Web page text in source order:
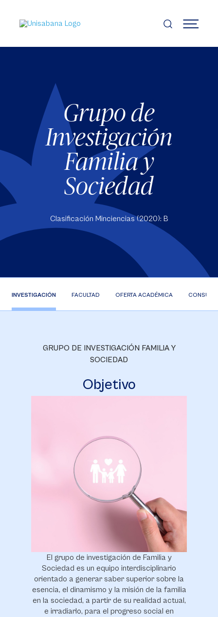
contenido
principal
MENÚ
Grupo de
Investigación
Familia y
Sociedad
Clasificación Minciencias (2020): B
INVESTIGACIÓN FACULTAD OFERTA ACADÉMICA
GRUPO DE INVESTIGACIÓN FAMILIA Y
SOCIEDAD
Objetivo
El grupo de investigación de Familia y
Sociedad es un equipo interdisciplinario
orientado a generar saber superior sobre la
esencia, el dinamismo y la misión de la familia
en la sociedad, a partir de su realidad actual,
e irradiarlo, para el progreso social en